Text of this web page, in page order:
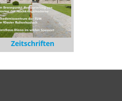
Zeitschriften